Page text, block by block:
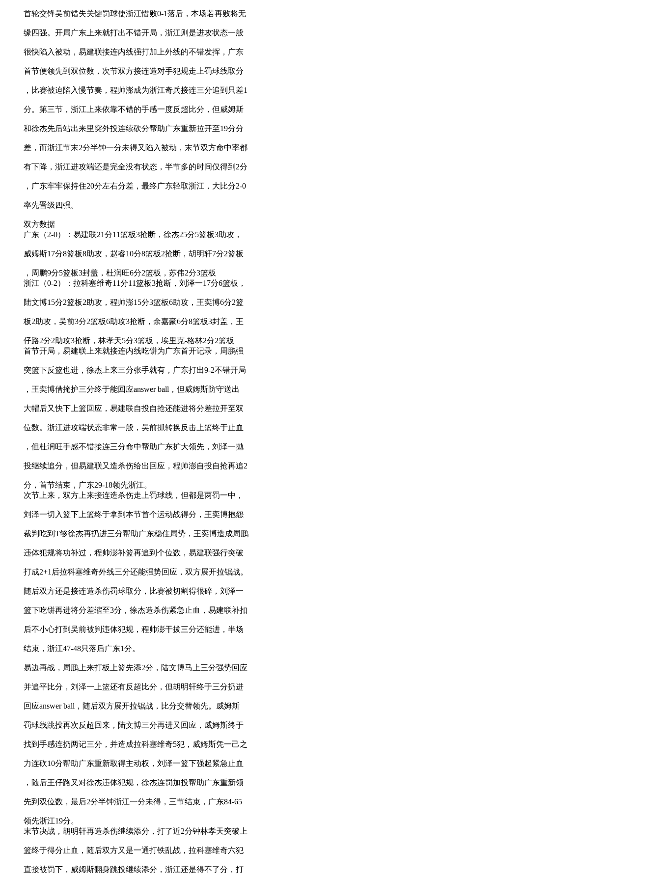
首轮交锋吴前错失关键罚球使浙江惜败0-1落后，本场若再败将无
缘四强。开局广东上来就打出不错开局，浙江则是进攻状态一般
很快陷入被动，易建联接连内线强打加上外线的不错发挥，广东
首节便领先到双位数，次节双方接连造对手犯规走上罚球线取分
，比赛被迫陷入慢节奏，程帅澎成为浙江奇兵接连三分追到只差1
分。第三节，浙江上来依靠不错的手感一度反超比分，但威姆斯
和徐杰先后站出来里突外投连续砍分帮助广东重新拉开至19分分
差，而浙江节末2分半钟一分未得又陷入被动，末节双方命中率都
有下降，浙江进攻端还是完全没有状态，半节多的时间仅得到2分
，广东牢牢保持住20分左右分差，最终广东轻取浙江，大比分2-0
率先晋级四强。
双方数据
广东（2-0）：易建联21分11篮板3抢断，徐杰25分5篮板3助攻，
威姆斯17分8篮板8助攻，赵睿10分8篮板2抢断，胡明轩7分2篮板
，周鹏9分5篮板3封盖，杜润旺6分2篮板，苏伟2分3篮板
浙江（0-2）：拉科塞维奇11分11篮板3抢断，刘泽一17分6篮板，
陆文博15分2篮板2助攻，程帅澎15分3篮板6助攻，王奕博6分2篮
板2助攻，吴前3分2篮板6助攻3抢断，余嘉豪6分8篮板3封盖，王
仔路2分2助攻3抢断，林孝天5分3篮板，埃里克-格林2分2篮板
首节开局，易建联上来就接连内线吃饼为广东首开记录，周鹏强
突篮下反篮也进，徐杰上来三分张手就有，广东打出9-2不错开局
，王奕博借掩护三分终于能回应answer ball，但威姆斯防守送出
大帽后又快下上篮回应，易建联自投自抢还能进将分差拉开至双
位数。浙江进攻端状态非常一般，吴前抓转换反击上篮终于止血
，但杜润旺手感不错接连三分命中帮助广东扩大领先，刘泽一抛
投继续追分，但易建联又造杀伤给出回应，程帅澎自投自抢再追2
分，首节结束，广东29-18领先浙江。
次节上来，双方上来接连造杀伤走上罚球线，但都是两罚一中，
刘泽一切入篮下上篮终于拿到本节首个运动战得分，王奕博抱怨
裁判吃到T够徐杰再扔进三分帮助广东稳住局势，王奕博造成周鹏
违体犯规将功补过，程帅澎补篮再追到个位数，易建联强行突破
打成2+1后拉科塞维奇外线三分还能强势回应，双方展开拉锯战。
随后双方还是接连造杀伤罚球取分，比赛被切割得很碎，刘泽一
篮下吃饼再进将分差缩至3分，徐杰造杀伤紧急止血，易建联补扣
后不小心打到吴前被判违体犯规，程帅澎干拔三分还能进，半场
结束，浙江47-48只落后广东1分。
易边再战，周鹏上来打板上篮先添2分，陆文博马上三分强势回应
并追平比分，刘泽一上篮还有反超比分，但胡明轩终于三分扔进
回应answer ball，随后双方展开拉锯战，比分交替领先。威姆斯
罚球线跳投再次反超回来，陆文博三分再进又回应，威姆斯终于
找到手感连扔两记三分，并造成拉科塞维奇5犯，威姆斯凭一己之
力连砍10分帮助广东重新取得主动权，刘泽一篮下强起紧急止血
，随后王仔路又对徐杰违体犯规，徐杰连罚加投帮助广东重新领
先到双位数，最后2分半钟浙江一分未得，三节结束，广东84-65
领先浙江19分。
末节决战，胡明轩再造杀伤继续添分，打了近2分钟林孝天突破上
篮终于得分止血，随后双方又是一通打铁乱战，拉科塞维奇六犯
直接被罚下，威姆斯翻身跳投继续添分，浙江还是得不了分，打